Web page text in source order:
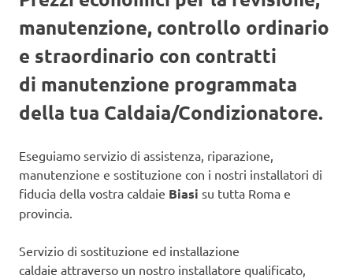
manutenzione, controllo ordinario
e straordinario con contratti
di manutenzione programmata
della tua Caldaia/Condizionatore.
Eseguiamo servizio di assistenza, riparazione,
manutenzione e sostituzione con i nostri installatori di
fiducia della vostra caldaie Biasi su tutta Roma e
provincia.
Servizio di sostituzione ed installazione
caldaie attraverso un nostro installatore qualificato,